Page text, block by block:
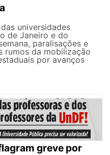
universidades
de Janeiro e do
paralisações e
rumos da mobilização
por avanços
greve por